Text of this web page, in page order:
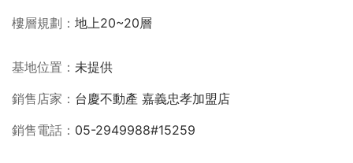
樓層規劃
地上20~20層
基地位置
未提供
銷售店家
台慶不動產 嘉義忠孝加盟店
銷售電話
05-2949988#15259